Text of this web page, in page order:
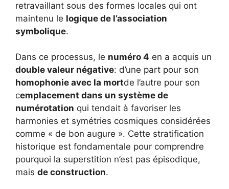
retravaillant sous des formes locales qui ont
maintenu le logique de l’association
symbolique.
Dans ce processus, le numéro 4 en a acquis un
double valeur négative: d’une part pour son
homophonie avec la mortde l’autre pour son
cemplacement dans un système de
numérotation qui tendait à favoriser les
harmonies et symétries cosmiques considérées
comme « de bon augure ». Cette stratification
historique est fondamentale pour comprendre
pourquoi la superstition n’est pas épisodique,
mais de construction.